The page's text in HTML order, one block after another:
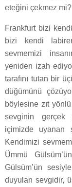
eteğini çekmez mi?
Frankfurt bizi
bizi kendi
sevmemizi
yeniden izah
tarafını tutan bir
düğümünü
böylesine zıt
sevginin gerçek
içimizde uyanan
Kendimizi
Ümmü
Gülsüm’ün
duyulan sevgidir,